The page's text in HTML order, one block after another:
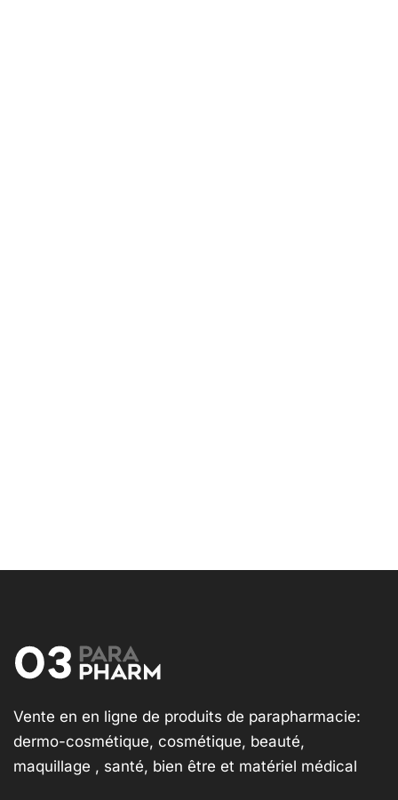
Vente en en ligne de produits de parapharmacie:
dermo-cosmétique, cosmétique, beauté,
maquillage , santé, bien être et matériel médical